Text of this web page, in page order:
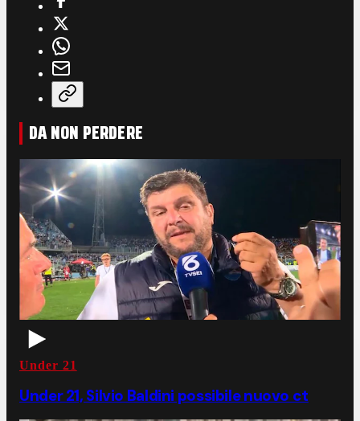
DA NON PERDERE
Under 21
Under 21, Silvio Baldini possibile nuovo ct